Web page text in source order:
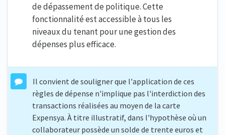
de dépassement de politique. Cette
fonctionnalité est accessible à tous les
niveaux du tenant pour une gestion des
dépenses plus efficace.
Il convient de souligner que l'application de ces
règles de dépense n'implique pas l'interdiction des
transactions réalisées au moyen de la carte
Expensya. À titre illustratif, dans l'hypothèse où un
collaborateur possède un solde de trente euros et